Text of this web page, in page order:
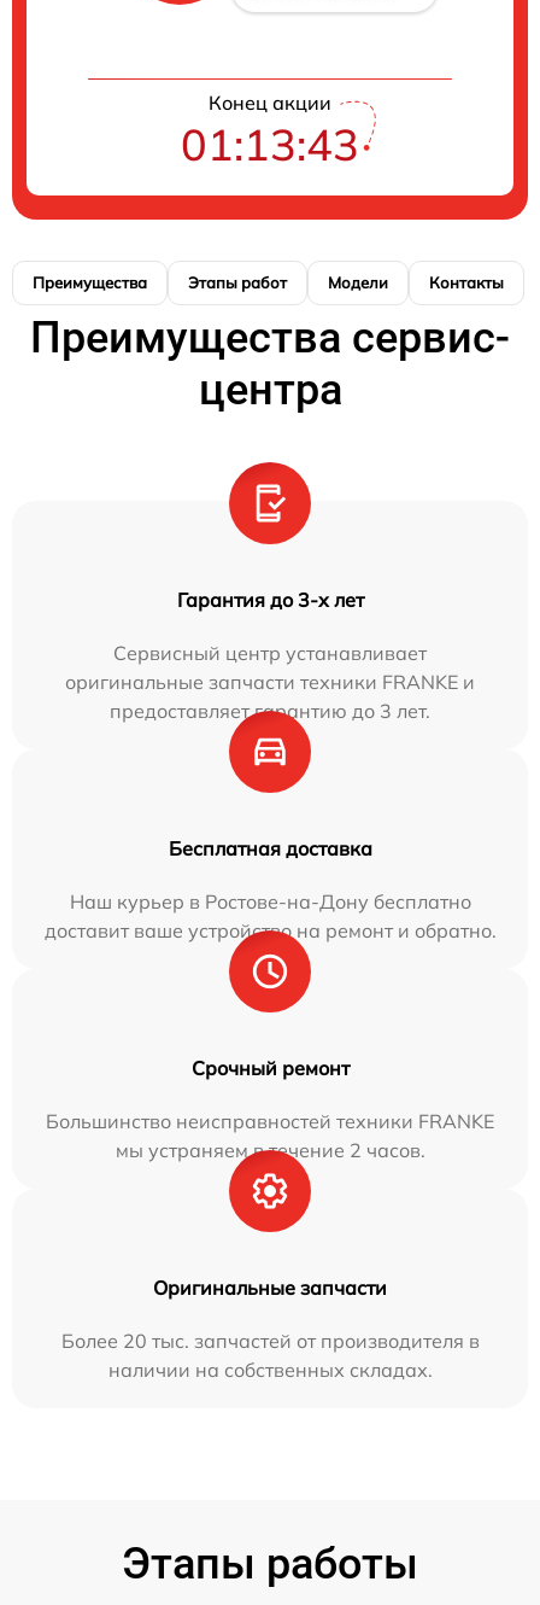
Конец акции
01:13:42
Преимущества Этапы работ Модели Контакты
Преимущества сервис-
центра
Гарантия до 3-х лет
Сервисный центр устанавливает
оригинальные запчасти техники FRANKE и
предоставляет гарантию до 3 лет.
Бесплатная доставка
Наш курьер в Ростове-на-Дону бесплатно
доставит ваше устройство на ремонт и обратно.
Срочный ремонт
Большинство неисправностей техники FRANKE
мы устраняем в течение 2 часов.
Оригинальные запчасти
Более 20 тыс. запчастей от производителя в
наличии на собственных складах.
Этапы работы